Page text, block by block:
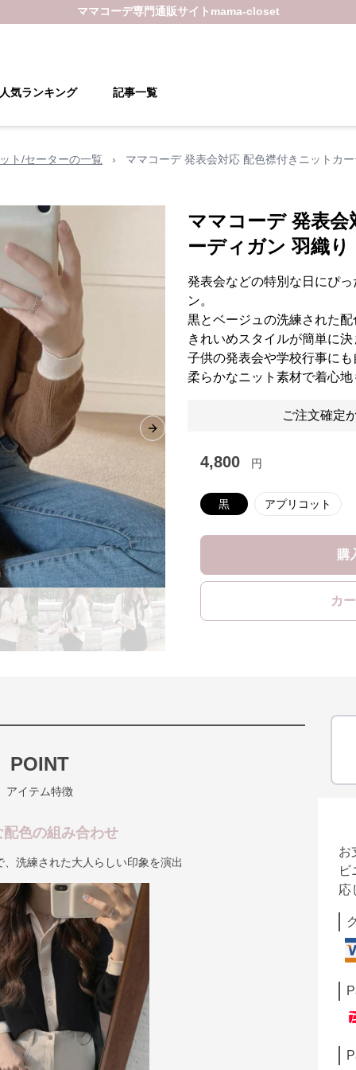
ママコーデ専門通販サイト mama-closet
気ランキング 記事一覧
ト/セーターの一覧 › ママコーデ 発表会対応 配色襟付きニットカ
Next slide
ママコーデ 発表
ーディガン 羽織り
発表会などの特別な日にぴ
ン。
黒とベージュの洗練された
きれいめスタイルが簡単に
子供の発表会や学校行事に
柔らかなニット素材で着心
ご注文確定
4,800 円
黒 アプリコット
購
カ
POINT
アイテム特徴
配色の組み合わせ
洗練された大人らしい印象を演出
お
ビ
応